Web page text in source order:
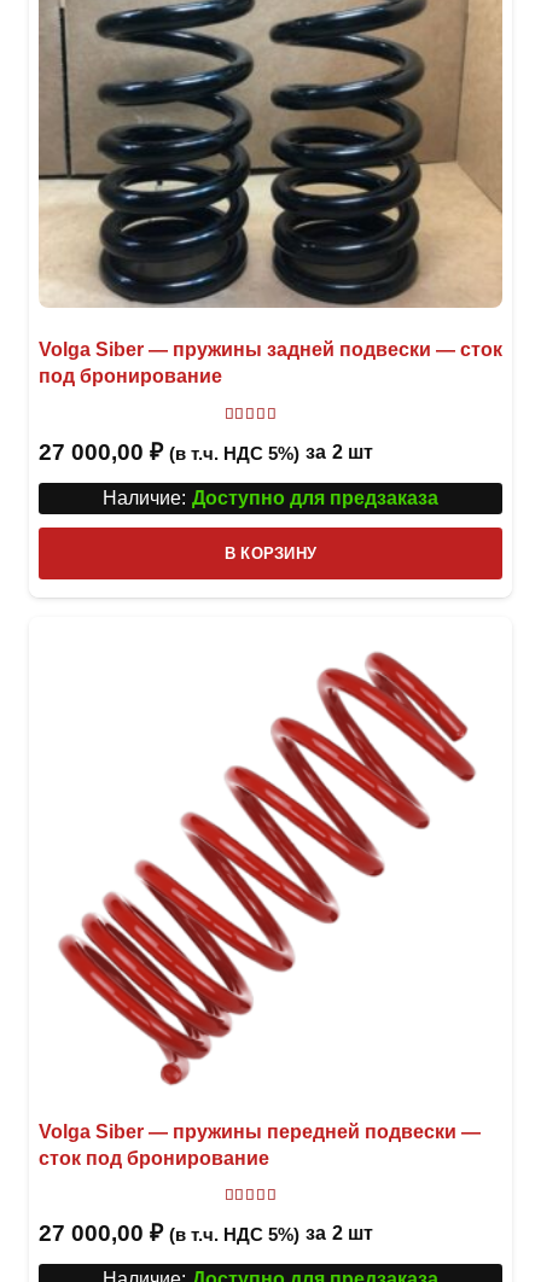
Volga Siber — пружины задней подвески — сток
под бронирование
27 000,00 ₽ (в т.ч. НДС 5%) за 2 шт
Наличие: Доступно для предзаказа
В КОРЗИНУ
Volga Siber — пружины передней подвески —
сток под бронирование
27 000,00 ₽ (в т.ч. НДС 5%) за 2 шт